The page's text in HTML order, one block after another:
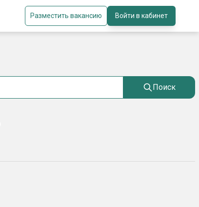
Разместить вакансию Войти в кабинет
Поиск